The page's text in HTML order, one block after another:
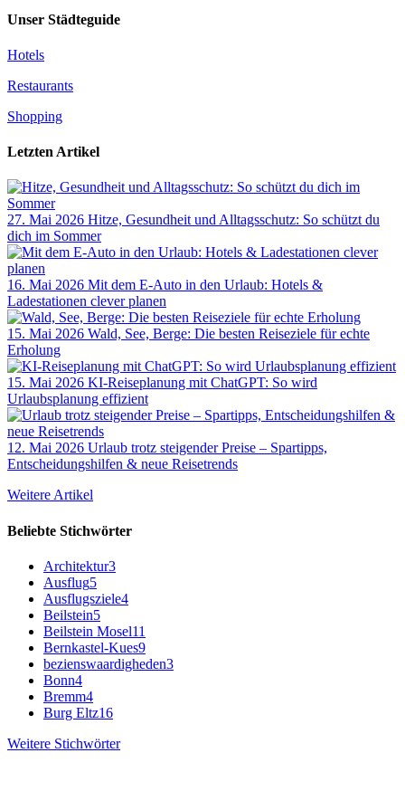
Unser Städteguide
Hotels
Restaurants
Shopping
Letzten Artikel
27. Mai 2026 Hitze, Gesundheit und Alltagsschutz: So schützt du
dich im Sommer
16. Mai 2026 Mit dem E-Auto in den Urlaub: Hotels &
Ladestationen clever planen
15. Mai 2026 Wald, See, Berge: Die besten Reiseziele für echte
Erholung
15. Mai 2026 KI-Reiseplanung mit ChatGPT: So wird
Urlaubsplanung effizient
12. Mai 2026 Urlaub trotz steigender Preise – Spartipps,
Entscheidungshilfen & neue Reisetrends
Weitere Artikel
Beliebte Stichwörter
Architektur3
Ausflug5
Ausflugsziele4
Beilstein5
Beilstein Mosel11
Bernkastel-Kues9
bezienswaardigheden3
Bonn4
Bremm4
Burg Eltz16
Weitere Stichwörter